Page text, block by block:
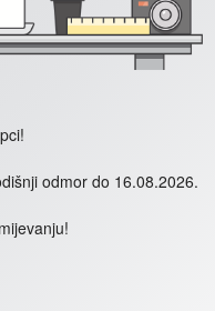
odmor do 16.08.2026.